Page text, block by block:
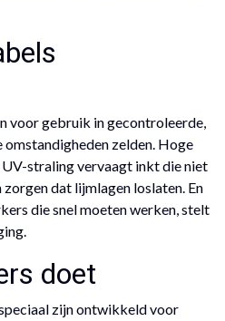
voor gebruik in gecontroleerde,
zelden. Hoge
straling vervaagt inkt die niet
dat lijmlagen loslaten. En
die snel moeten werken, stelt
doet
zijn ontwikkeld voor